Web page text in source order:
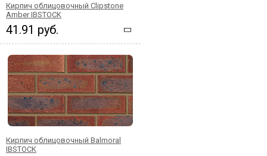
Кирпич облицовочный Clipstone
Amber IBSTOCK
41.91 руб.
Кирпич облицовочный Balmoral
IBSTOCK